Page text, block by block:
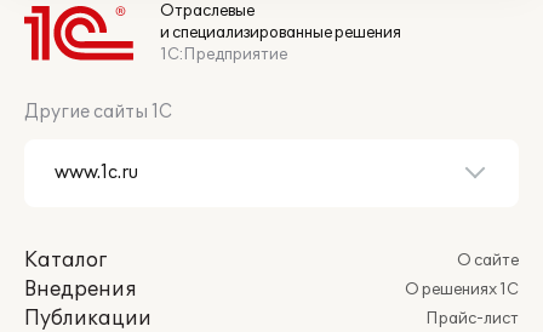
Отраслевые
и специализированные решения
1С:Предприятие
Другие сайты 1С
Каталог
Внедрения
Публикации
О сайте
О решениях 1С
Прайс-лист